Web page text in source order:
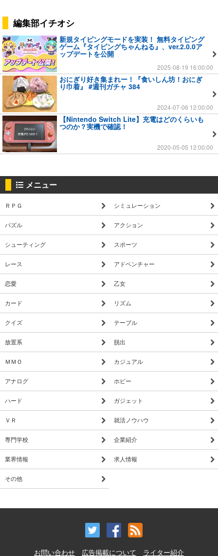
編集部イチオシ
新規タイピングモードを実装！ 無料タイピング
ゲーム『タイピングちゃんねる』、ver.2.0.0ア
ップデートを公開
2025-08-19 16:00:00
おにぎり好き集まれー！『食いしん坊！おにぎ
り巾着』 #週刊ガチャ 384
2024-07-06 12:00:00
【Nintendo Switch Lite】充電はどのくらいも
つのか？実機で確認！
2020-05-05 12:00:00
メニュー
ＲＰＧ シミュレーション
パズル アクション
シューティング スポーツ
レース アドベンチャー
恋愛 乙女
カード リズム
クイズ テーブル
放置系 脱出
ＭＭＯ カジュアル
アナログ ホビー
ハード ガジェット
ＶＲ 就活ノウハウ
専門学校 企業紹介
業界情報 求人情報
その他
お問い合わせ 広告掲載について ライター紹介